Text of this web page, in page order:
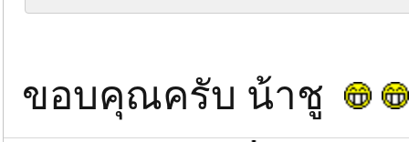
ขอบคุณครับ น้าชู